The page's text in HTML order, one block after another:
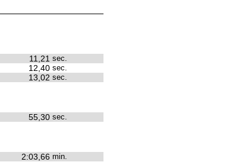
11,21 sec.
12,40 sec.
13,02 sec.
55,30 sec.
2:03,66 min.